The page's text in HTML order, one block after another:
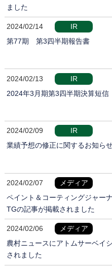
ました
2024/02/14
IR
第77期 第3四半期報告書
2024/02/13
IR
2024年3月期第3四半期決算短信
2024/02/09
IR
業績予想の修正に関するお知ら
2024/02/07
メディア
ペイント＆コーティングジャー
TGの記事が掲載されました
2024/02/06
メディア
農村ニュースにアトムサーベイ
されました